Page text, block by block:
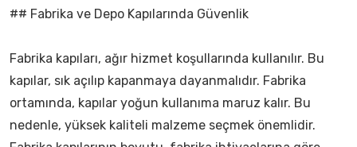
## Fabrika ve Depo Kapılarında Güvenlik
Fabrika kapıları, ağır hizmet koşullarında kullanılır. Bu
kapılar, sık açılıp kapanmaya dayanmalıdır. Fabrika
ortamında, kapılar yoğun kullanıma maruz kalır. Bu
nedenle, yüksek kaliteli malzeme seçmek önemlidir.